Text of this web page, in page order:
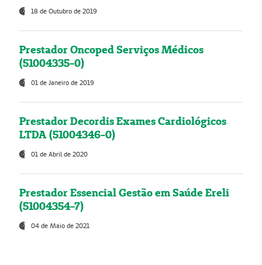
18 de Outubro de 2019
Prestador Oncoped Serviços Médicos
(51004335-0)
01 de Janeiro de 2019
Prestador Decordis Exames Cardiológicos
LTDA (51004346-0)
01 de Abril de 2020
Prestador Essencial Gestão em Saúde Ereli
(51004354-7)
04 de Maio de 2021